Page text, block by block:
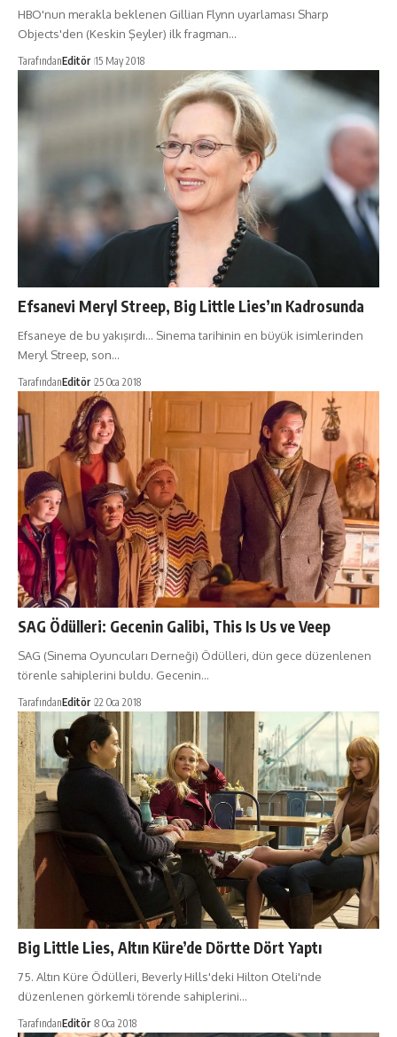
HBO'nun merakla beklenen Gillian Flynn uyarlaması Sharp
Objects'den (Keskin Şeyler) ilk fragman…
TarafındanEditör 15 May 2018
Efsanevi Meryl Streep, Big Little Lies’ın Kadrosunda
Efsaneye de bu yakışırdı... Sinema tarihinin en büyük isimlerinden
Meryl Streep, son…
TarafındanEditör 25 Oca 2018
SAG Ödülleri: Gecenin Galibi, This Is Us ve Veep
SAG (Sinema Oyuncuları Derneği) Ödülleri, dün gece düzenlenen
törenle sahiplerini buldu. Gecenin…
TarafındanEditör 22 Oca 2018
Big Little Lies, Altın Küre’de Dörtte Dört Yaptı
75. Altın Küre Ödülleri, Beverly Hills'deki Hilton Oteli'nde
düzenlenen görkemli törende sahiplerini…
TarafındanEditör 8 Oca 2018